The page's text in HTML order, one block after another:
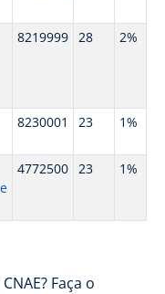
8219999 28 2%
8230001 23 1%
4772500 23 1%
Faça o